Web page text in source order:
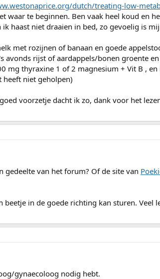
dutch/treating-low-
waar te beginnen. Ben vaak heel koud en
haast niet draaien in bed, zo gevoelig is
met rozijnen of banaan en goede
avonds rijst of aardappels/bonen groente
mg thyraxine 1 of 2 magnesium + Vit B ,
heeft niet geholpen)
voorzetje dacht ik zo, dank voor het
gedeelte van het forum? Of de site van
in de goede richting kan sturen. Veel
gynaecoloog nodig hebt.